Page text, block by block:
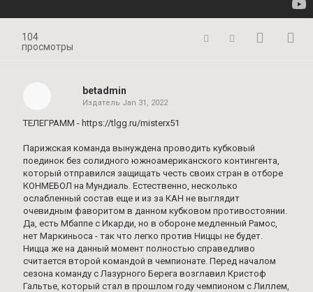
104
просмотры
betadmin
Издатель Jan 31, 2022
ТЕЛЕГРАММ - https://tlgg.ru/misterx51
Парижская команда вынуждена проводить кубковый
поединок без солидного южноамериканского контингента,
который отправился защищать честь своих стран в отборе
КОНМЕБОЛ на Мундиаль. Естественно, несколько
ослабленный состав еще и из за КАН не выглядит
очевидным фаворитом в данном кубковом противостоянии.
Да, есть Мбаппе с Икарди, но в обороне медленный Рамос,
нет Маркиньоса - так что легко против Ниццы не будет.
Ницца же на данный момент полностью справедливо
считается второй командой в чемпионате. Перед началом
сезона команду с Лазурного Берега возглавил Кристоф
Гальтье, который стал в прошлом году чемпионом с Лиллем,